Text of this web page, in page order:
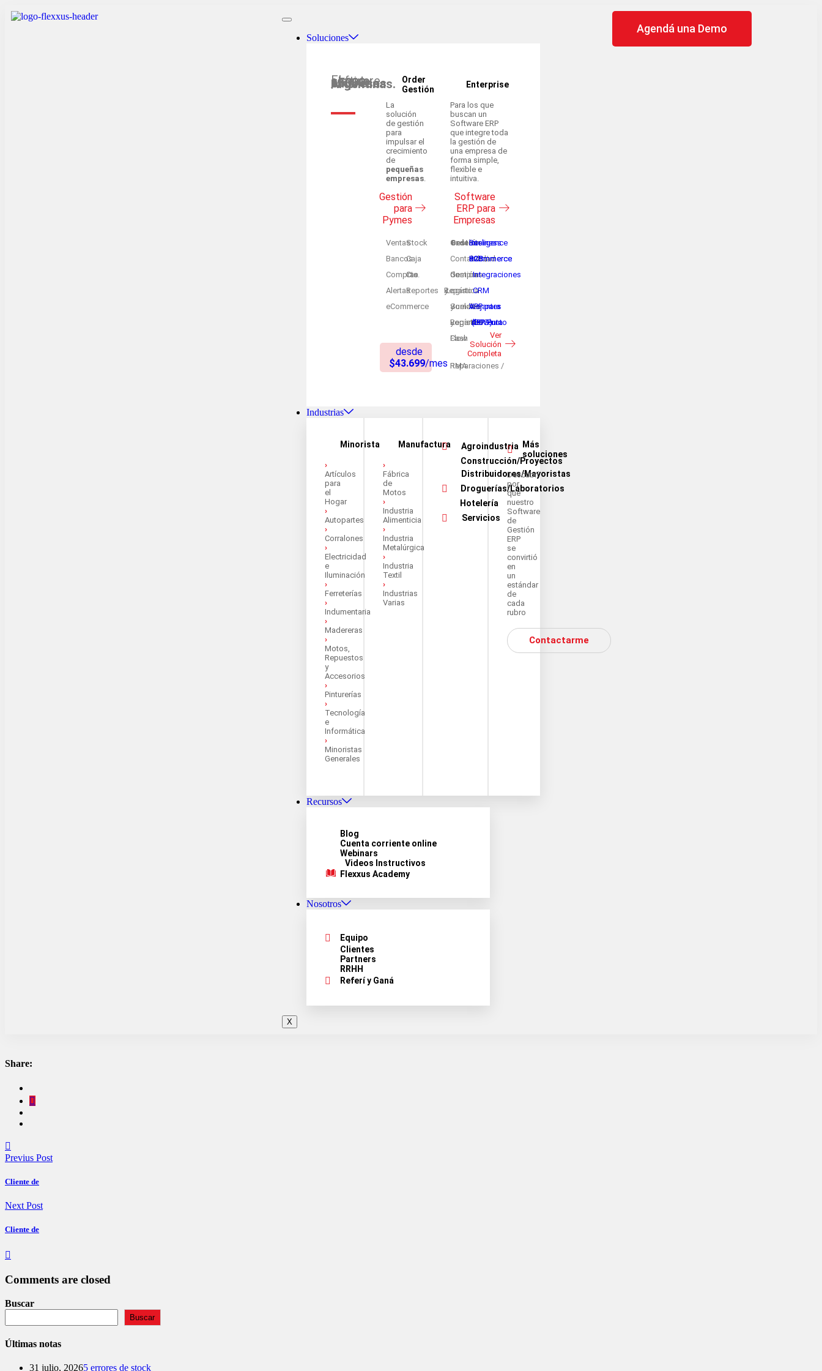
Soluciones
El software
elegido por
+5000 empresas
Argentinas.
Order
Gestión
La
solución
de gestión
para
impulsar el
crecimiento
de
pequeñas
empresas.
Gestión
para
Pymes
VentasStock
BancosCaja
Compras
Cta. Cte
AlertasReportes
eCommerce
desde
$43.699/mes
Enterprise
Para los que
buscan un
Software ERP
que integre toda
la gestión de
una empresa de
forma simple,
flexible e
intuitiva.
Software
ERP para
Empresas
Order Gestión +
Business Inteligence
Contabilidad
eCommerce B2C/
eCommerce B2B
Gestión de ComprasIntegraciones
Logística y RepartoCRM
Sueldos y JornalesAPP para Viajantes
Logística y RepartoAPP Punto de Venta (POS)
Cash Flow
Ver
Solución
Completa
Reparaciones / RMA
Industrias
Minorista
›
Artículos
para
el
Hogar
›
Autopartes
›
Corralones
›
Electricidad
e
Iluminación
›
Ferreterías
›
Indumentaria
›
Madereras
›
Motos,
Repuestos
y
Accesorios
›
Pinturerías
›
Tecnología
e
Informática
›
Minoristas
Generales
Manufactura
›
Fábrica
de
Motos
›
Industria
Alimenticia
›
Industria
Metalúrgica
›
Industria
Textil
›
Industrias
Varias
Agroindustria
Construcción/Proyectos
Distribuidores/Mayoristas
Droguerías/Laboratorios
Hotelería
Servicios
Más
soluciones
Descubrí
por
qué
nuestro
Software
de
Gestión
ERP
se
convirtió
en
un
estándar
de
cada
rubro
Contactarme
Recursos
Blog
Cuenta corriente online
Webinars
Videos Instructivos
Flexxus Academy
Nosotros
Equipo
Clientes
Partners
RRHH
Referí y Ganá
X
Agendá una Demo
Share:
Previus Post
Cliente de
Next Post
Cliente de
Comments are closed
Buscar
Buscar
Últimas notas
31 julio, 20265 errores de stock